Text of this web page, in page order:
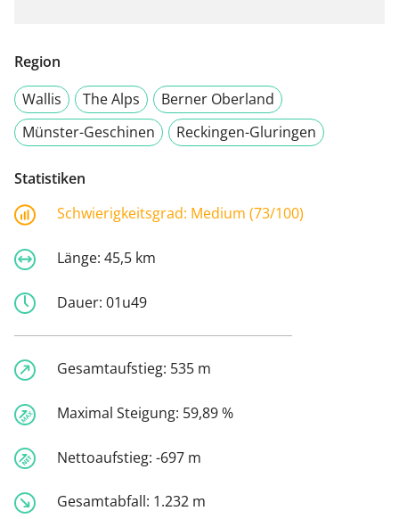
Region
Wallis
The Alps
Berner Oberland
Münster-Geschinen
Reckingen-Gluringen
Statistiken
Schwierigkeitsgrad: Medium (73/100)
Länge: 45,5 km
Dauer: 01u49
Gesamtaufstieg: 535 m
Maximal Steigung: 59,89 %
Nettoaufstieg: -697 m
Gesamtabfall: 1.232 m